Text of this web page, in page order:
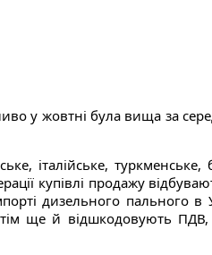
у жовтні була вища за
італійське, туркменське,
купівлі продажу
дизельного пального в
ще й відшкодовують ПДВ,